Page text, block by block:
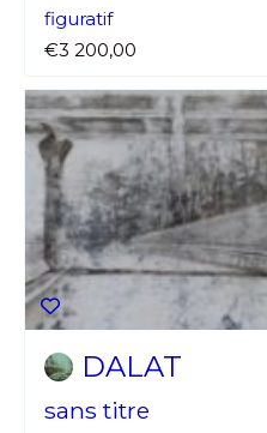
figuratif
€3 200,00
DALAT
sans titre